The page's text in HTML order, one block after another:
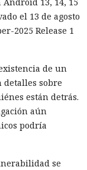
13, 14, 15
el 13 de agosto
2025 Release 1
de un
detalles sobre
están detrás.
aún
podría
se